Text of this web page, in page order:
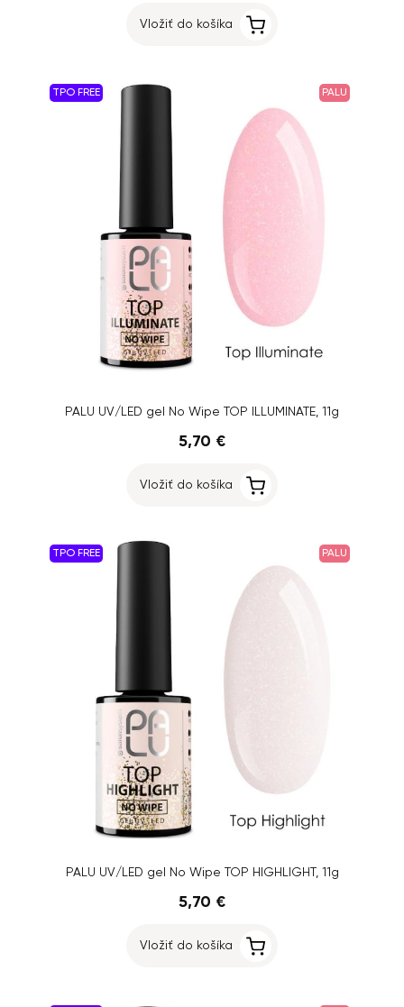
Vložiť do košíka
TPO FREE PALU
PALU UV/LED gel No Wipe TOP ILLUMINATE, 11g
5,70 €
Vložiť do košíka
TPO FREE PALU
PALU UV/LED gel No Wipe TOP HIGHLIGHT, 11g
5,70 €
Vložiť do košíka